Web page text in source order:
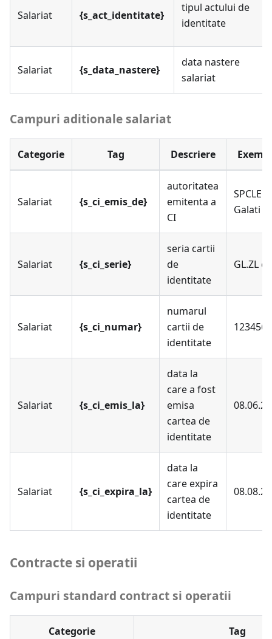
Salariat {s_act_identitate}
tipul actului de
identitate
Salariat {s_data_nastere}
data nastere
salariat
Campuri aditionale salariat
Categorie Tag Descriere
Salariat {s_ci_emis_de}
autoritatea
emitenta a
CI
SPCLEP
Galati
Salariat {s_ci_serie}
seria cartii
de
identitate
GL.ZL
Salariat {s_ci_numar}
numarul
cartii de
identitate
123456
Salariat {s_ci_emis_la}
data la
care a fost
emisa
cartea de
identitate
Salariat {s_ci_expira_la}
data la
care expira
cartea de
identitate
Contracte si operatii
Campuri standard contract si operatii
Categorie Tag